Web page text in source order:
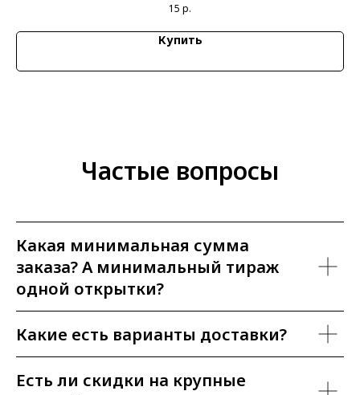
15 р.
Купить
Частые вопросы
Какая минимальная сумма
заказа? А минимальный тираж
одной открытки?
Какие есть варианты доставки?
Есть ли скидки на крупные